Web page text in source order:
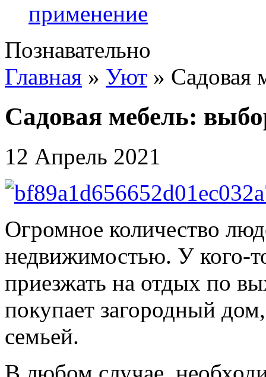
применение
Познавательно
Главная » Уют » Садовая
Садовая мебель:
12 Апрель 2021
Огромное количество
недвижимостью. У кого-
приезжать на отдых по
покупает загородный
семьей.